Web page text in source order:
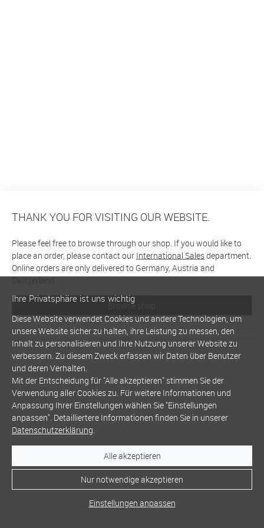
THANK YOU FOR VISITING OUR WEBSITE.
Please feel free to browse through our shop. If you would like to
place an order, please contact our International Salesdepartment.
Online orders are only delivered to Germany, Austria and
Switzerland
Browse shop
Ihre Privatsphäre ist uns wichtig
Diese Website verwendet Cookies und andere Technologien, um
unsere Website sicher zu halten, ihre Leistung zu messen, den
Inhalt zu personalisieren und Ihre Nutzung unserer Website zu
verbessern. Zu diesem Zweck erfassen wir Daten über Benutzer
und deren Verhalten.
Mit der Entscheidung für "Alle akzeptieren" stimmen Sie der
Verwendung aller Cookies zu. Für weitere Informationen und
Anpassung Ihrer Einstellungen wählen Sie "Einstellungen
anpassen". Detailliertere Informationen finden Sie in unserer
Datenschutzerklärung.
Alle akzeptieren
Nur notwendige akzeptieren
Einstellungen anpassen